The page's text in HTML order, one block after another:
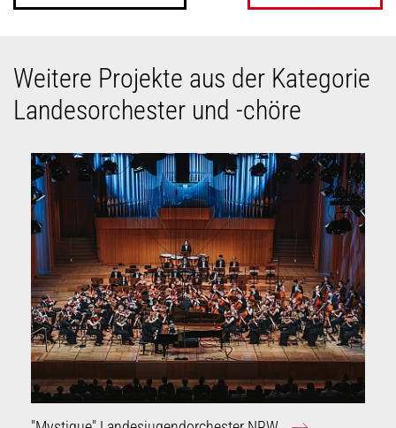
Weitere Projekte aus der Kategorie
Landesorchester und -chöre